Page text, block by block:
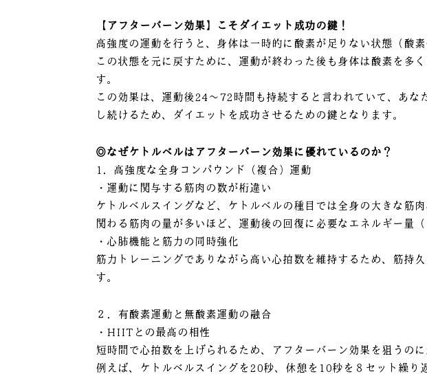
【アフターバーン効果】こそダイエット成功の鍵！
高強度の運動を行うと、身体は一時的に酸素が足りない状態（酸素
この状態を元に戻すために、運動が終わった後も身体は酸素を多
す。
この効果は、運動後24～72時間も持続すると言われていて、あ
し続けるため、ダイエットを成功させるための鍵となります。
◎なぜケトルベルはアフターバーン効果に優れているのか？
1．高強度な全身コンパウンド（複合）運動
・運動に関与する筋肉の数が桁違い
ケトルベルスイングなど、ケトルベルの種目では全身の大きな筋
関わる筋肉の量が多いほど、運動後の回復に必要なエネルギー量
・心肺機能と筋力の同時強化
筋力トレーニングでありながら高い心拍数を維持するため、筋持
す。
２．有酸素運動と無酸素運動の融合
・HIITとの最高の相性
短時間で心拍数を上げられるため、アフターバーン効果を狙うの
例えば、ケトルベルスイングを20秒、休憩を10秒を８セット繰り